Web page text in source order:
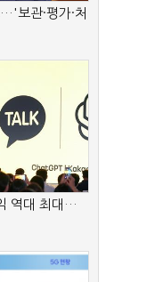
보관·평가·처
역대 최대…